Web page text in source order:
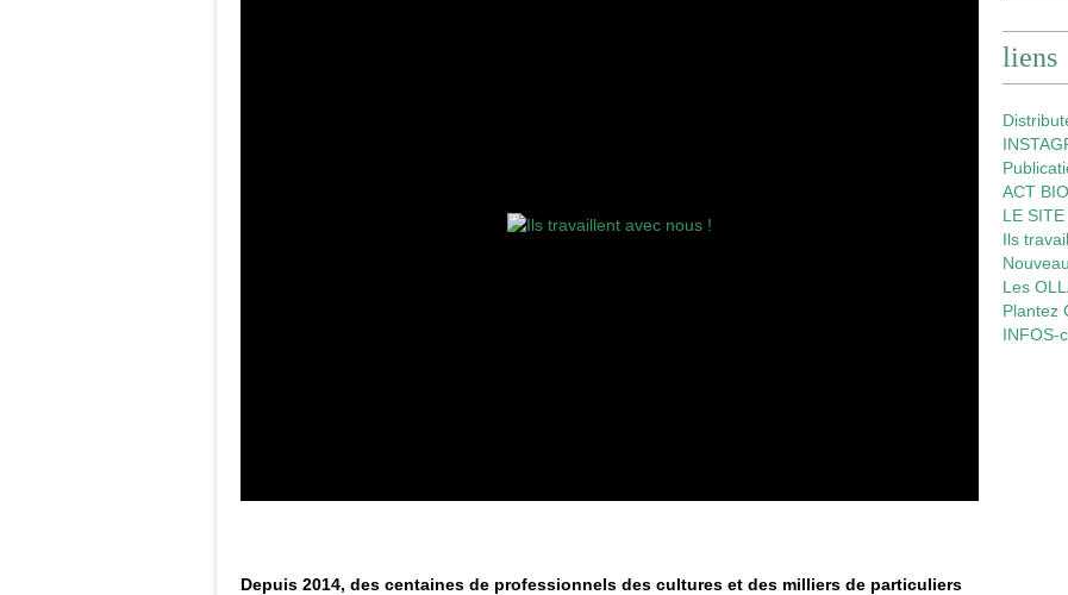
Depuis 2014, des centaines de professionnels des cultures et des milliers de particuliers
liens
ACT
LE
Ils
Les
Plantez
INFOS-